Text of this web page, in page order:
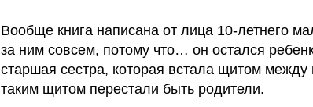
Вообще книга написана от лица 10-летнего
за ним совсем, потому что… он остался
старшая сестра, которая встала щитом
таким щитом перестали быть родители.